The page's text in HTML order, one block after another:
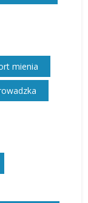
mienia